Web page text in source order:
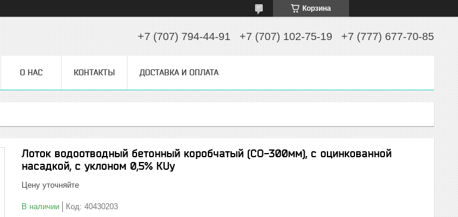
Корзина
+7 (707) 794-44-91 +7 (707) 102-75-19 +7 (777) 677-70-85
О НАС КОНТАКТЫ ДОСТАВКА И ОПЛАТА
Лоток водоотводный бетонный коробчатый (СО-300мм), с оцинкованной
насадкой, с уклоном 0,5% КUу
Цену уточняйте
В наличии Код: 40430203